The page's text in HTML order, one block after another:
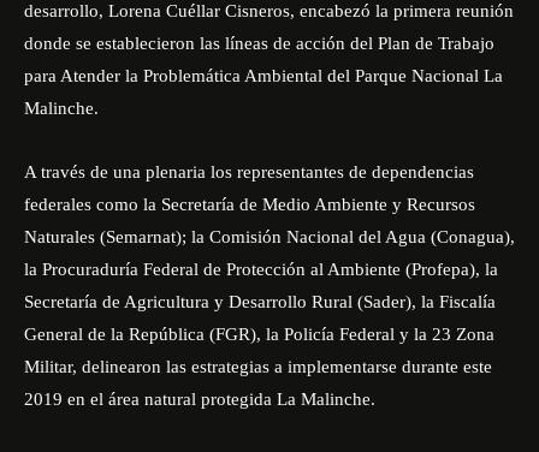
desarrollo, Lorena Cuéllar Cisneros, encabezó la primera reunión
donde se establecieron las líneas de acción del Plan de Trabajo
para Atender la Problemática Ambiental del Parque Nacional La
Malinche.
A través de una plenaria los representantes de dependencias
federales como la Secretaría de Medio Ambiente y Recursos
Naturales (Semarnat); la Comisión Nacional del Agua (Conagua),
la Procuraduría Federal de Protección al Ambiente (Profepa), la
Secretaría de Agricultura y Desarrollo Rural (Sader), la Fiscalía
General de la República (FGR), la Policía Federal y la 23 Zona
Militar, delinearon las estrategias a implementarse durante este
2019 en el área natural protegida La Malinche.